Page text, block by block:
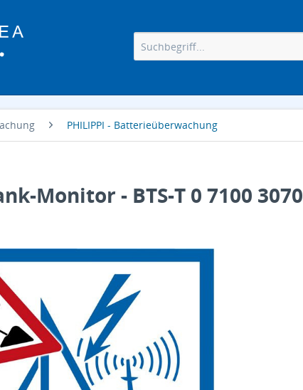
PHILIPPI - Batterieüberwachung
Monitor - BTS-T 0 7100 3070